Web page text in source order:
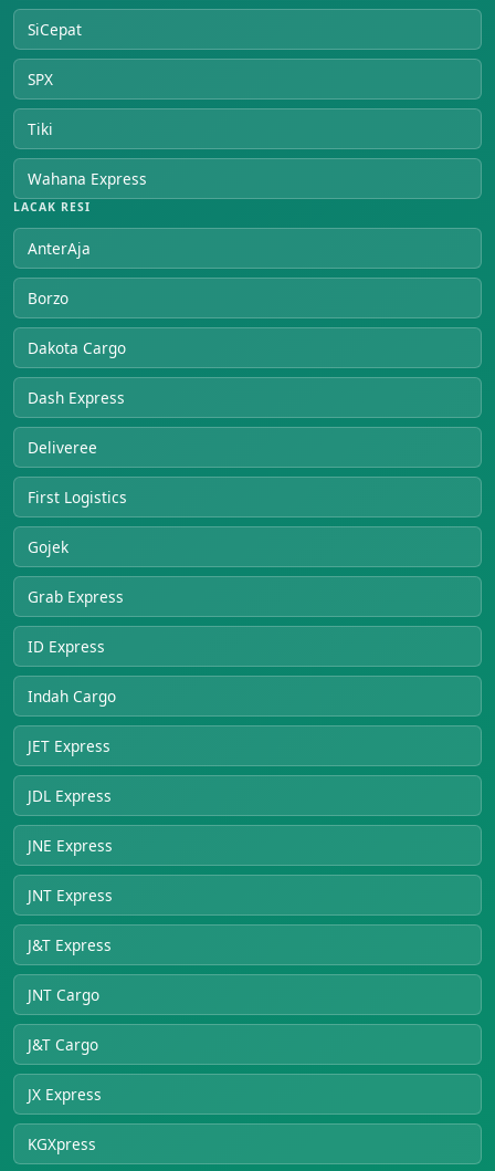
SiCepat
SPX
Tiki
Wahana Express
LACAK RESI
AnterAja
Borzo
Dakota Cargo
Dash Express
Deliveree
First Logistics
Gojek
Grab Express
ID Express
Indah Cargo
JET Express
JDL Express
JNE Express
JNT Express
J&T Express
JNT Cargo
J&T Cargo
JX Express
KGXpress